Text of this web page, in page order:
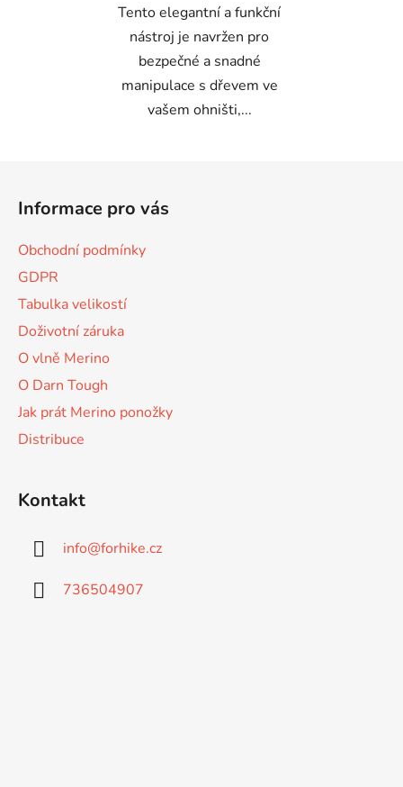
Tento elegantní a funkční
nástroj je navržen pro
bezpečné a snadné
manipulace s dřevem ve
vašem ohništi,...
Informace pro vás
Obchodní podmínky
GDPR
Tabulka velikostí
Doživotní záruka
O vlně Merino
O Darn Tough
Jak prát Merino ponožky
Distribuce
Kontakt
info@forhike.cz
736504907